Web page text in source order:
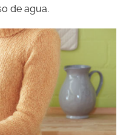
de agua.